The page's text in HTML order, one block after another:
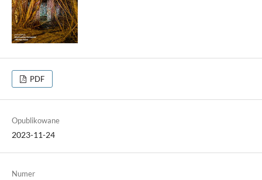
PDF
Opublikowane
2023-11-24
Numer